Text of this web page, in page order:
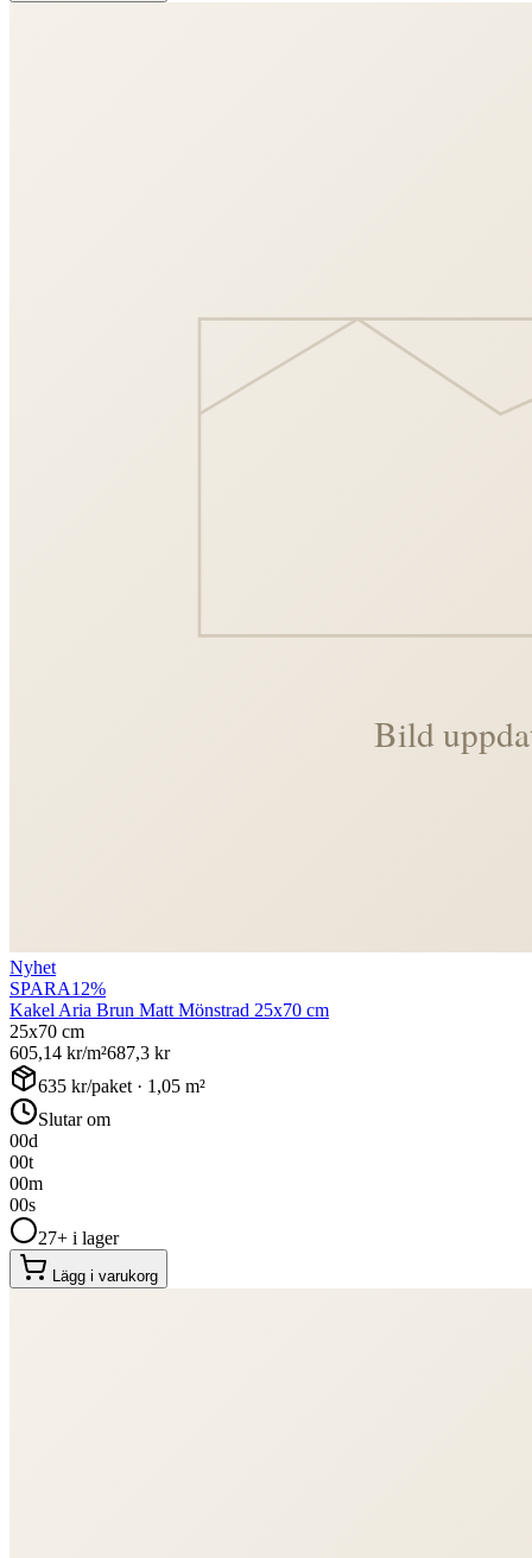
Nyhet
SPARA12%
Kakel Aria Brun Matt Mönstrad 25x70 cm
25x70 cm
605,14 kr/m²687,3 kr
635 kr/paket · 1,05 m²
Slutar om
00d
00t
00m
00s
27+ i lager
Lägg i varukorg